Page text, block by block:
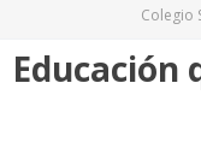
Colegio
Educación